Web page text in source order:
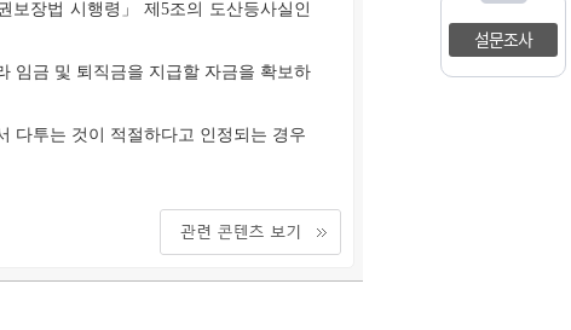
설문조사
보장법 시행령」 제5조의 도산등사실인
임금 및 퇴직금을 지급할 자금을 확보하
다투는 것이 적절하다고 인정되는 경우